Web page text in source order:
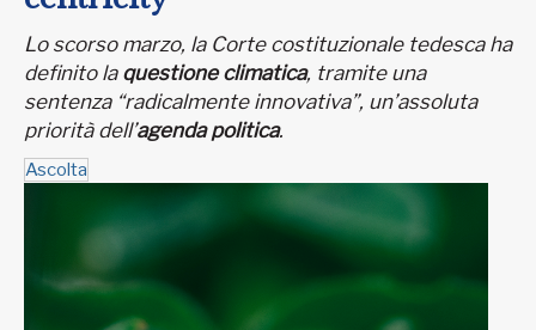
Lo scorso marzo, la Corte costituzionale tedesca ha
definito la questione climatica, tramite una
sentenza “radicalmente innovativa”, un’assoluta
priorità dell’agenda politica.
Ascolta